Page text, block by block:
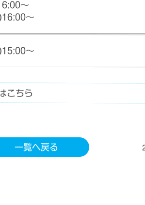
〜
〜
〜
こちら
一覧へ戻る